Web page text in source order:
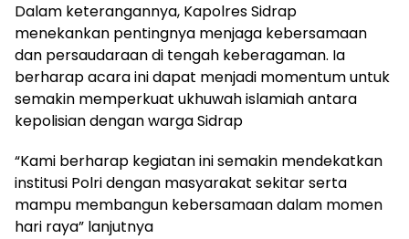
Dalam keterangannya, Kapolres Sidrap
menekankan pentingnya menjaga kebersamaan
dan persaudaraan di tengah keberagaman. Ia
berharap acara ini dapat menjadi momentum untuk
semakin memperkuat ukhuwah islamiah antara
kepolisian dengan warga Sidrap
“Kami berharap kegiatan ini semakin mendekatkan
institusi Polri dengan masyarakat sekitar serta
mampu membangun kebersamaan dalam momen
hari raya” lanjutnya